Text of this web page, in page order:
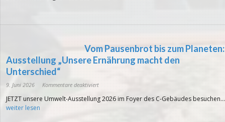
„Stadtradeln“
Vom Pausenbrot bis zum Planeten:
Ausstellung „Unsere Ernährung macht den
Unterschied“
9. Juni 2026 Kommentare deaktiviertfür
Pausenbrot
bis
zum
JETZT unsere Umwelt-Ausstellung 2026 im Foyer des C-Gebäudes besuchen...
weiter lesen